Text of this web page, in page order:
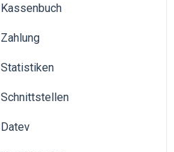
Kassenbuch
Zahlung
Statistiken
Schnittstellen
Datev